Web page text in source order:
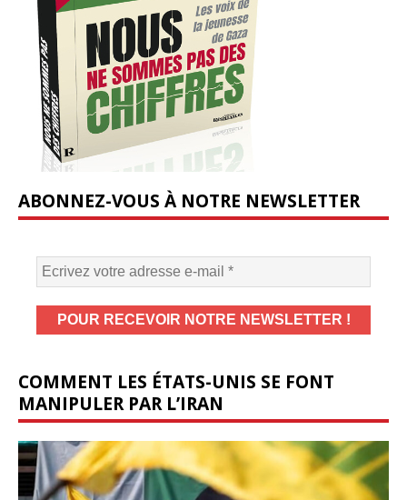
ABONNEZ-VOUS À NOTRE NEWSLETTER
COMMENT LES ÉTATS-UNIS SE FONT
MANIPULER PAR L’IRAN